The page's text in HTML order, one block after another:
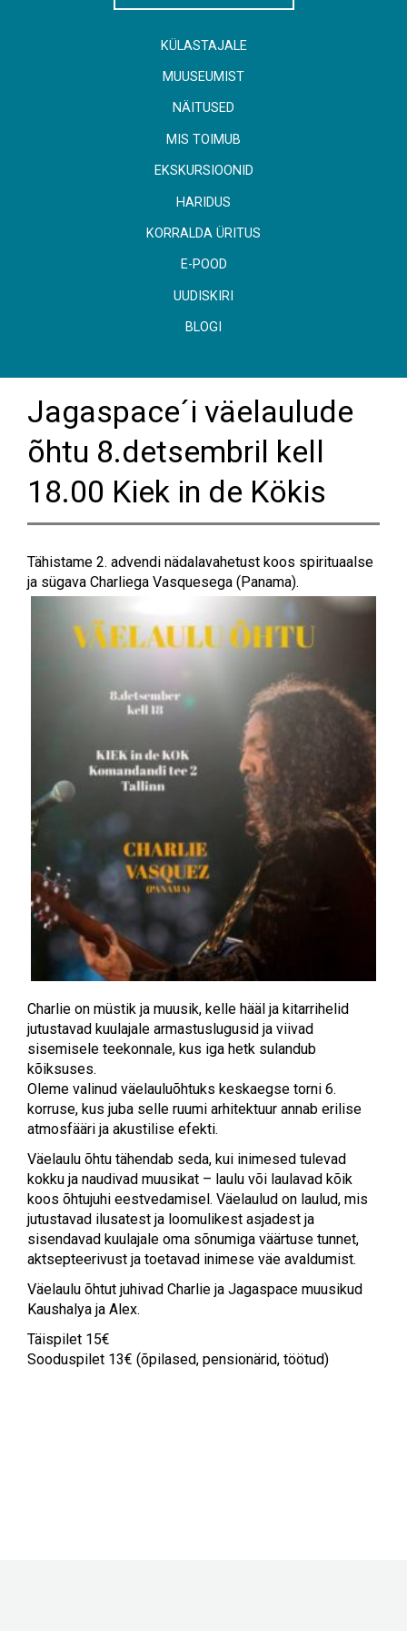
KÜLASTAJALE
MUUSEUMIST
NÄITUSED
MIS TOIMUB
EKSKURSIOONID
HARIDUS
KORRALDA ÜRITUS
E-POOD
UUDISKIRI
BLOGI
Jagaspace´i väelaulude
õhtu 8.detsembril kell
18.00 Kiek in de Kökis
Tähistame 2. advendi nädalavahetust koos spirituaalse
ja sügava Charliega Vasquesega (Panama).
Charlie on müstik ja muusik, kelle hääl ja kitarrihelid
jutustavad kuulajale armastuslugusid ja viivad
sisemisele teekonnale, kus iga hetk sulandub
kõiksuses.
Oleme valinud väelauluõhtuks keskaegse torni 6.
korruse, kus juba selle ruumi arhitektuur annab erilise
atmosfääri ja akustilise efekti.
Väelaulu õhtu tähendab seda, kui inimesed tulevad
kokku ja naudivad muusikat – laulu või laulavad kõik
koos õhtujuhi eestvedamisel. Väelaulud on laulud, mis
jutustavad ilusatest ja loomulikest asjadest ja
sisendavad kuulajale oma sõnumiga väärtuse tunnet,
aktsepteerivust ja toetavad inimese väe avaldumist.
Väelaulu õhtut juhivad Charlie ja Jagaspace muusikud
Kaushalya ja Alex.
Täispilet 15€
Sooduspilet 13€ (õpilased, pensionärid, töötud)